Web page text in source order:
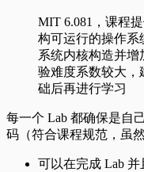
MIT 6.081，课程
构可运行的操作系
系统内核构造并
验难度系数较大，
础后再进行学习
每一个 Lab 都确保是自己
码（符合课程规范，虽
可以在完成 Lab 并